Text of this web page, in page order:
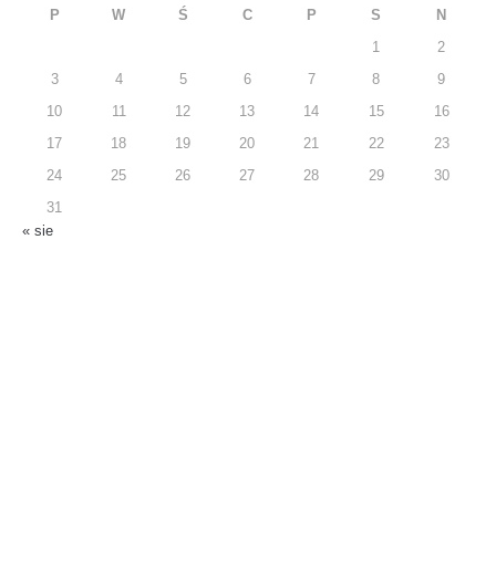
P W Ś C P S N
1 2
3 4 5 6 7 8 9
10 11 12 13 14 15 16
17 18 19 20 21 22 23
24 25 26 27 28 29 30
31
« sie